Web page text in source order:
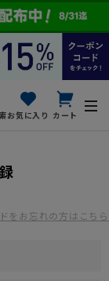
お気に入り カート
をお忘れの方はこちら